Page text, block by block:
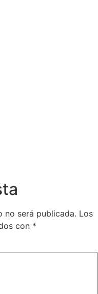
no será publicada. Los
con *